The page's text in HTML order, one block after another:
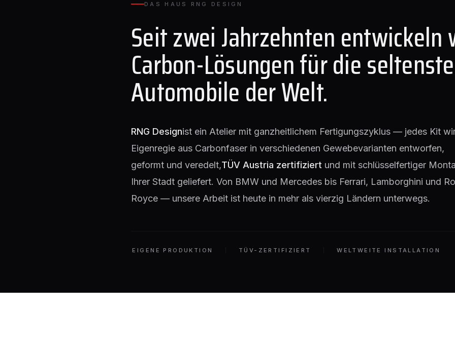
DAS HAUS RNG DESIGN
Seit zwei Jahrzehnten entwickeln
Carbon-Lösungen für die
Automobile der Welt.
RNG Designist ein Atelier mit ganzheitlichem Fertigungszyklus — jedes Kit
Eigenregie aus Carbonfaser in verschiedenen Gewebevarianten entworfen,
geformt und veredelt,TÜV Austria zertifiziert und mit schlüsselfertiger
Ihrer Stadt geliefert. Von BMW und Mercedes bis Ferrari, Lamborghini und
Royce — unsere Arbeit ist heute in mehr als vierzig Ländern unterwegs.
EIGENE PRODUKTION TÜV-ZERTIFIZIERT WELTWEITE INSTALLATION